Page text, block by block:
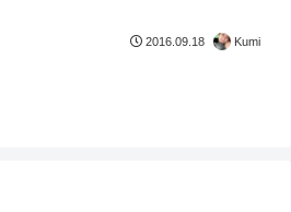
2016.09.18 Kumi